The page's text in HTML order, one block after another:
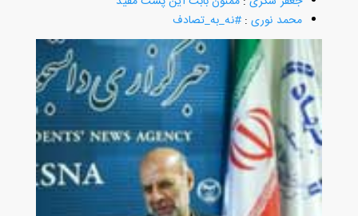
محمد نوری:#نه_به_تصادف